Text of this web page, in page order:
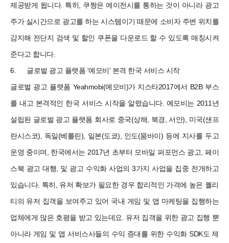
제공받게 됩니다. 특히, 쿠짱은 에이전시를 통하는 것이 아니라 광고
주가 실시간으로 광고를 하는 시스템이기 때문에 소비자 주변 위치를
감지해 전단지 검색 및 할인 쿠폰을 다운로드 할 수 있도록 매칭시켜
준다고 합니다.
6.
글로벌 광고 플랫폼 '예모비' 본격 한국 서비스 시작
글로벌 광고 플랫폼 Yeahmobi(예모비)가 지스타2017에서 B2B 부스
를 내고 본격적인 한국 서비스 시작을 알렸습니다. 예모비는 2011년
설립된 글로벌 광고 플랫폼 회사로 중국(상해, 북경, 서안), 미국(샌프
란시스코), 독일(베를린), 일본(도쿄), 인도(뭄바이) 등에 지사를 두고
운영 중이며, 한국에서는 2017년 초부터 모바일 퍼포먼스 광고, 페이
스북 광고 대행, 및 광고 수익화 사업의 3가지 사업을 집중 전개하고
있습니다. 특히, 유저 확보가 필요한 경우 합리적인 가격에 높은 퀄리
티의 유저 집객을 보여주고 있어 국내 게임 및 앱 마케팅을 집행하는
업체에게 많은 호평을 받고 있는데요. 유저 집객을 위한 광고 집행 뿐
아니라 게임 및 앱 서비스사들의 수익 증대를 위한 수익화 SDK도 제